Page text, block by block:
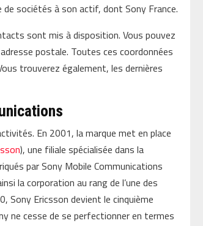
sociétés à son actif, dont Sony France.
sont mis à disposition. Vous pouvez
postale. Toutes ces coordonnées
trouverez également, les dernières
En 2001, la marque met en place
), une filiale spécialisée dans la
par Sony Mobile Communications
la corporation au rang de l’une des
Sony Ericsson devient le cinquième
ne cesse de se perfectionner en termes